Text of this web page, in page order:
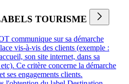
TOURISME
communique sur sa démarche
vis-à-vis des clients (exemple :
son site internet, dans sa
Ce critère concerne la démarche
ses engagements clients.